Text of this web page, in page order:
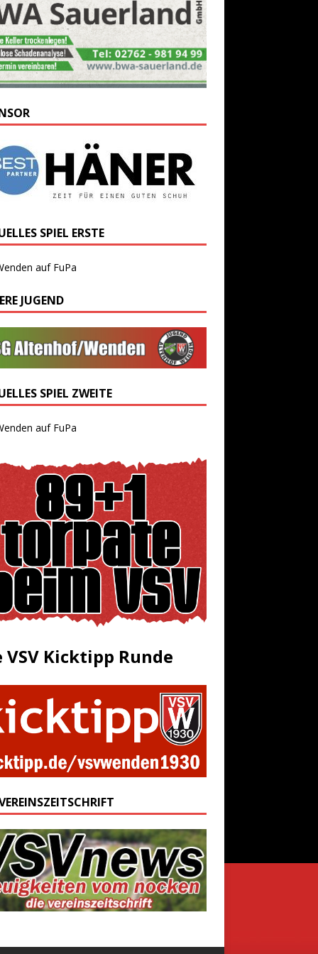
SPIEL ERSTE
auf FuPa
JUGEND
SPIEL ZWEITE
auf FuPa
VSV Kicktipp Runde